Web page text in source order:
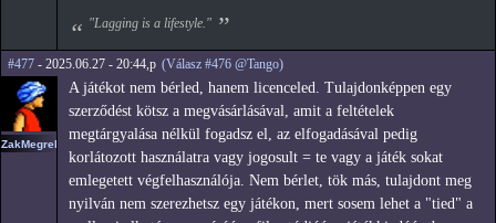
"Lagging is a lifestyle."
#477 - 2025.06.27 - 20:44,p (Válasz #476 @Tango)
ZakMegrekken
A játékot nem bérled, hanem licenceled. Tulajdonképpen egy
szerződést kötsz a megvásárlásával, amit a feltételek
megtárgyalása nélkül fogadsz el, az elfogadásával pedig
korlátozott használatra vagy jogosult = te vagy a játék sokat
emlegetett végfelhasználója. Nem bérlet, tök más, tulajdont meg
nyilván nem szerezhetsz egy játékon, mert sosem lehet a "tied" a